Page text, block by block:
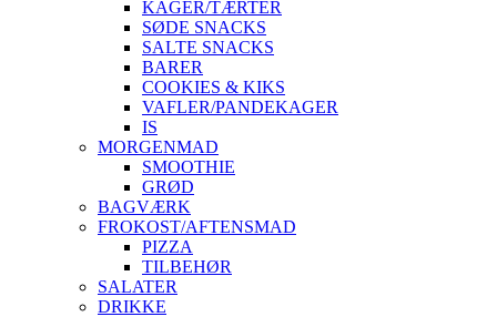
KAGER/TÆRTER
SØDE SNACKS
SALTE SNACKS
BARER
COOKIES & KIKS
VAFLER/PANDEKAGER
IS
MORGENMAD
SMOOTHIE
GRØD
BAGVÆRK
FROKOST/AFTENSMAD
PIZZA
TILBEHØR
SALATER
DRIKKE